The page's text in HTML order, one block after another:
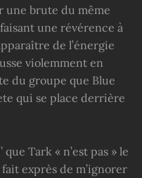
une brute du même
une révérence à
de l’énergie
violemment en
du groupe que Blue
qui se place derrière
Tark « n’est pas » le
exprès de m’ignorer